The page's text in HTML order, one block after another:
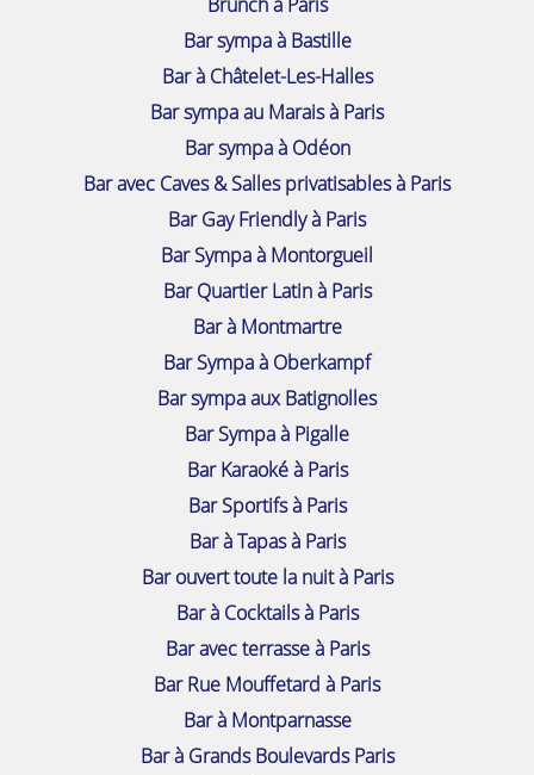
Bar sympa à Bastille
Bar à Châtelet-Les-Halles
Bar sympa au Marais à Paris
Bar sympa à Odéon
Bar avec Caves & Salles privatisables à Paris
Bar Gay Friendly à Paris
Bar Sympa à Montorgueil
Bar Quartier Latin à Paris
Bar à Montmartre
Bar Sympa à Oberkampf
Bar sympa aux Batignolles
Bar Sympa à Pigalle
Bar Karaoké à Paris
Bar Sportifs à Paris
Bar à Tapas à Paris
Bar ouvert toute la nuit à Paris
Bar à Cocktails à Paris
Bar avec terrasse à Paris
Bar Rue Mouffetard à Paris
Bar à Montparnasse
Bar à Grands Boulevards Paris